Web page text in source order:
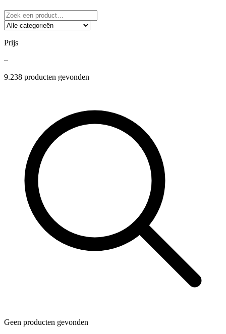
Prijs
–
9.238 producten gevonden
Geen producten gevonden